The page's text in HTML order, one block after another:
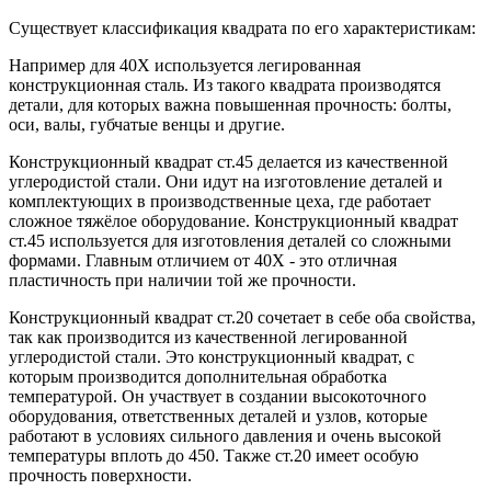
Существует классификация квадрата по его характеристикам:
Например для 40Х используется легированная
конструкционная сталь. Из такого квадрата производятся
детали, для которых важна повышенная прочность: болты,
оси, валы, губчатые венцы и другие.
Конструкционный квадрат ст.45 делается из качественной
углеродистой стали. Они идут на изготовление деталей и
комплектующих в производственные цеха, где работает
сложное тяжёлое оборудование. Конструкционный квадрат
ст.45 используется для изготовления деталей со сложными
формами. Главным отличием от 40Х - это отличная
пластичность при наличии той же прочности.
Конструкционный квадрат ст.20 сочетает в себе оба свойства,
так как производится из качественной легированной
углеродистой стали. Это конструкционный квадрат, с
которым производится дополнительная обработка
температурой. Он участвует в создании высокоточного
оборудования, ответственных деталей и узлов, которые
работают в условиях сильного давления и очень высокой
температуры вплоть до 450. Также ст.20 имеет особую
прочность поверхности.